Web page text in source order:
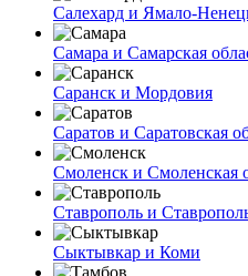
Салехард и Ямало-
Самара и Самарская
Саранск и Мордовия
Саратов и Саратовская
Смоленск и Смоленская
Ставрополь и
Сыктывкар и Коми